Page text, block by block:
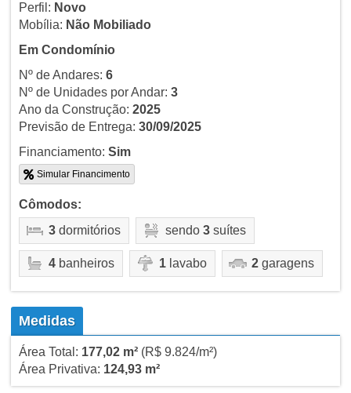
Perfil: Novo
Mobília: Não Mobiliado
Em Condomínio
Nº de Andares: 6
Nº de Unidades por Andar: 3
Ano da Construção: 2025
Previsão de Entrega: 30/09/2025
Financiamento: Sim
Simular Financimento
Cômodos:
3dormitórios sendo 3suítes
4banheiros 1lavabo 2garagens
Medidas
Área Total: 177,02 m²(R$ 9.824/m²)
Área Privativa: 124,93 m²